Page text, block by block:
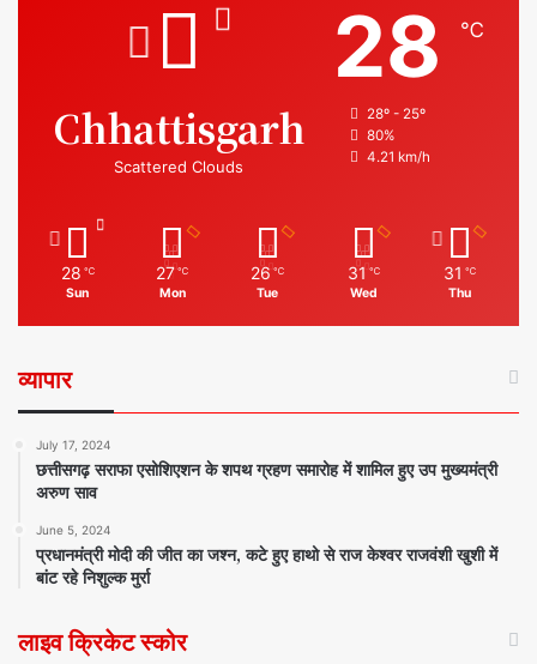
Chhattisgarh
Scattered Clouds
28 ℃
28º - 25º
80%
4.21 km/h
28 ℃
Sun
27 ℃
Mon
26 ℃
Tue
31 ℃
Wed
31 ℃
Thu
व्यापार
July 17, 2024
छत्तीसगढ़ सराफा एसोशिएशन के शपथ ग्रहण समारोह में शामिल हुए उप मुख्यमंत्री
अरुण साव
June 5, 2024
प्रधानमंत्री मोदी की जीत का जश्न, कटे हुए हाथो से राज केश्वर राजवंशी खुशी में
बांट रहे निशुल्क मुर्रा
लाइव क्रिकेट स्कोर